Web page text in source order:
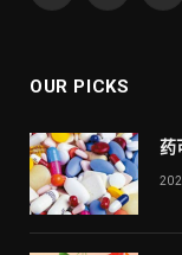
OUR PICKS
药